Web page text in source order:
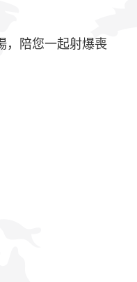
，陪您一起射爆喪